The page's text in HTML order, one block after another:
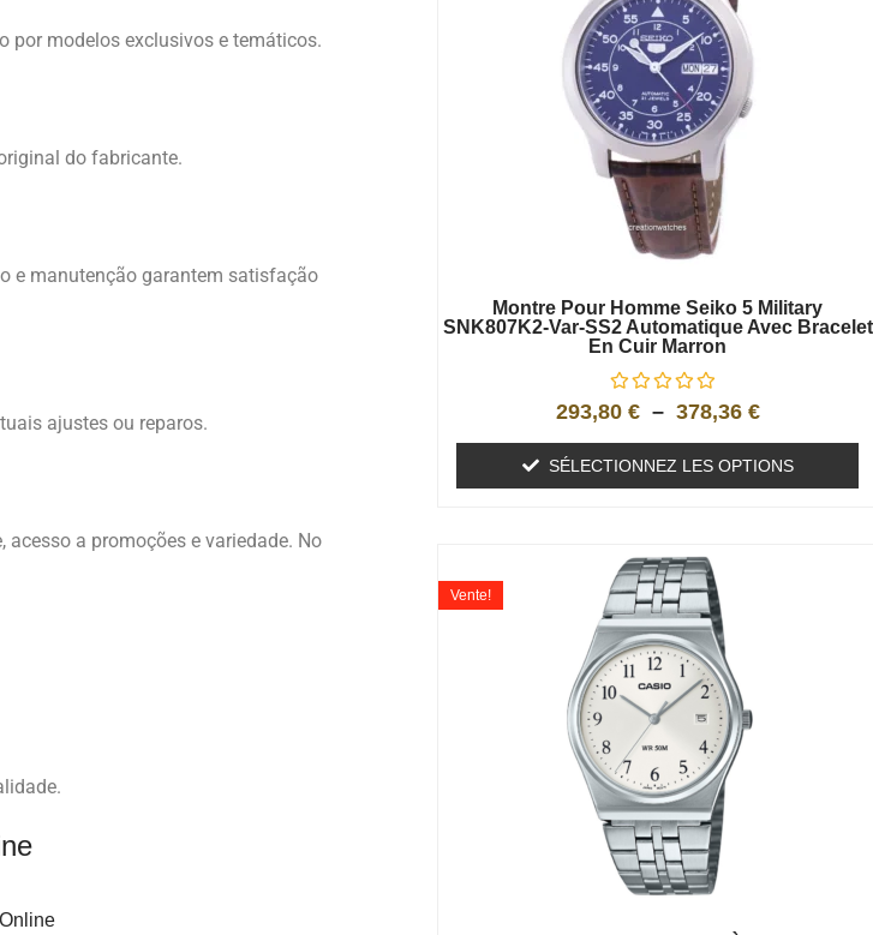
por modelos exclusivos e temáticos.
do fabricante.
e manutenção garantem satisfação
ajustes ou reparos.
a promoções e variedade. No
Montre Pour Homme Seiko 5 Military
SNK807K2-Var-SS2 Automatique Avec Bracelet
En Cuir Marron
293,80 € – 378,36 €
SÉLECTIONNEZ LES OPTIONS
Vente!